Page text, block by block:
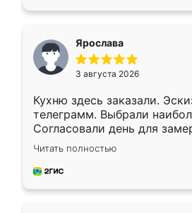
Ярослава
3 августа 2026
Кухню здесь заказали.
телеграмм. Выбрали
Согласовали день для
недели кухня была уже
довольны работой. Спасибо
мебель за качественную
Читать полностью